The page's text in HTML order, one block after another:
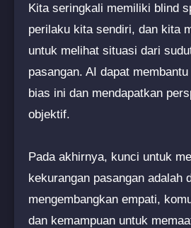
Kita seringkali memiliki blind
perilaku kita sendiri, dan kita
untuk melihat situasi dari
pasangan. AI dapat
bias ini dan mendapatkan
objektif.
Pada akhirnya, kunci untuk
kekurangan pasangan adalah
mengembangkan empati,
dan kemampuan untuk